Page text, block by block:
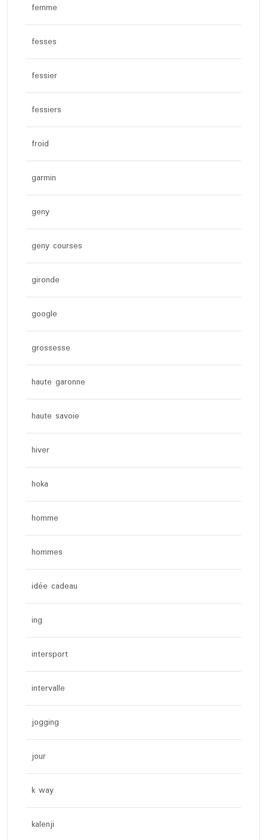
femme
fesses
fessier
fessiers
froid
garmin
geny
geny courses
gironde
google
grossesse
haute garonne
haute savoie
hiver
hoka
homme
hommes
idée cadeau
ing
intersport
intervalle
jogging
jour
k way
kalenji